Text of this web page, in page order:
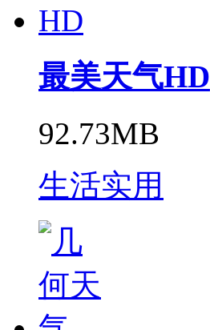
最美天气HD
92.73MB
生活实用